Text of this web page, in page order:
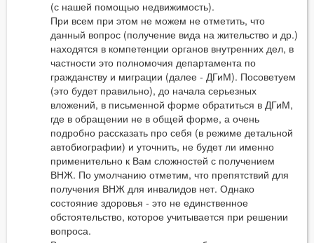
(с нашей помощью недвижимость).
При всем при этом не можем не отметить, что
данный вопрос (получение вида на жительство и др.)
находятся в компетенции органов внутренних дел, в
частности это полномочия департамента по
гражданству и миграции (далее - ДГиМ). Посоветуем
(это будет правильно), до начала серьезных
вложений, в письменной форме обратиться в ДГиМ,
где в обращении не в общей форме, а очень
подробно рассказать про себя (в режиме детальной
автобиографии) и уточнить, не будет ли именно
применительно к Вам сложностей с получением
ВНЖ. По умолчанию отметим, что препятствий для
получения ВНЖ для инвалидов нет. Однако
состояние здоровья - это не единственное
обстоятельство, которое учитывается при решении
вопроса.